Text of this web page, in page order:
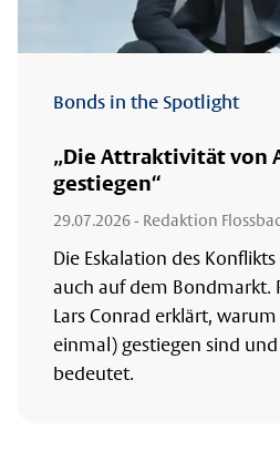
Bonds in the Spotlight
„Die Attraktivität von
gestiegen“
29.07.2026- Redaktion
Die Eskalation des
auch auf dem Bondmarkt.
Lars Conrad erklärt,
einmal) gestiegen sind
bedeutet.